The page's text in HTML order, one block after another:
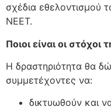
σχέδια εθελοντισμού
ΝΕΕΤ.
Ποιοι είναι οι στόχοι
Η δραστηριότητα θα
συμμετέχοντες να:
δικτυωθούν και